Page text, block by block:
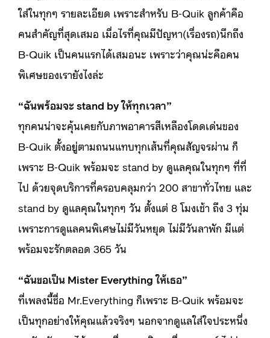
ใส่ในทุกๆ รายละเอียด เพราะสำหรับ B-Quik ลูกค้าคือ
คนสำคัญที่สุดเสมอ เมื่อไรที่คุณมีปัญหา(เรื่องรถ)นึกถึง
B-Quik เป็นคนแรกได้เสมอนะ เพราะว่าคุณน่ะคือคน
พิเศษของเรายังไงล่ะ
“ฉันพร้อมจะ stand by ให้ทุกเวลา”
ทุกคนน่าจะคุ้นเคยกับภาพอาคารสีเหลืองโดดเด่นของ
B-Quik ตั้งอยู่ตามถนนแทบทุกเส้นที่คุณสัญจรผ่าน ก็
เพราะ B-Quik พร้อมจะ stand by ดูแลคุณในทุกๆ ที่ที่
ไป ด้วยจุดบริการที่ครอบคลุมกว่า 200 สาขาทั่วไทย และ
stand by ดูแลคุณในทุกๆ วัน ตั้งแต่ 8 โมงเช้า ถึง 3 ทุ่ม
เพราะการดูแลคนพิเศษไม่มีวันหยุด ไม่มีวันลาพัก มีแต่
พร้อมจะรักตลอด 365 วัน
“ฉันขอเป็น Mister Everything ให้เธอ”
ที่เพลงนี้ชื่อ Mr.Everything ก็เพราะ B-Quik พร้อมจะ
เป็นทุกอย่างให้คุณแล้วจริงๆ นอกจากดูแลใส่ใจประหนึ่ง